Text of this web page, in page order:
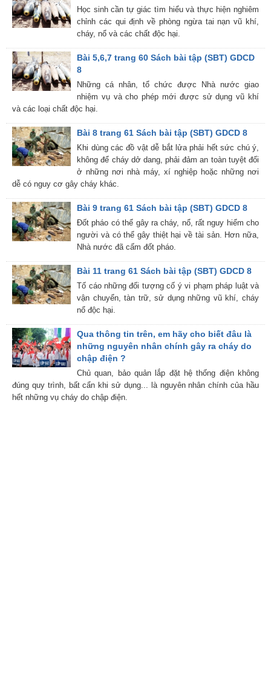
Học sinh cần tự giác tìm hiểu và thực hiện nghiêm
chỉnh các qui định về phòng ngừa tai nạn vũ khí,
cháy, nổ và các chất độc hại.
Bài 5,6,7 trang 60 Sách bài tập (SBT) GDCD
8
Những cá nhân, tổ chức được Nhà nước giao
nhiệm vụ và cho phép mới được sử dụng vũ khí
và các loại chất độc hại.
Bài 8 trang 61 Sách bài tập (SBT) GDCD 8
Khi dùng các đồ vật dễ bắt lửa phải hết sức chú ý,
không để cháy dở dang, phải đảm an toàn tuyệt đối
ở những nơi nhà máy, xí nghiệp hoặc những nơi
dễ có nguy cơ gây cháy khác.
Bài 9 trang 61 Sách bài tập (SBT) GDCD 8
Đốt pháo có thể gây ra cháy, nổ, rất nguy hiểm cho
người và có thể gây thiệt hại về tài sản. Hơn nữa,
Nhà nước đã cấm đốt pháo.
Bài 11 trang 61 Sách bài tập (SBT) GDCD 8
Tố cáo những đối tượng cố ý vi phạm pháp luật và
vận chuyển, tàn trữ, sử dụng những vũ khí, cháy
nổ độc hại.
Qua thông tin trên, em hãy cho biết đâu là
những nguyên nhân chính gây ra cháy do
chập điện ?
Chủ quan, bảo quản lắp đặt hệ thống điện không
đúng quy trình, bất cẩn khi sử dụng... là nguyên nhân chính của hầu
hết những vụ cháy do chập điện.